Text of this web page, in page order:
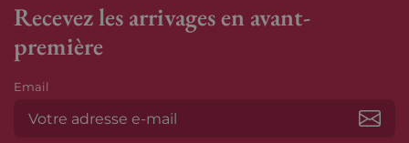
Recevez les arrivages en avant-
première
Email